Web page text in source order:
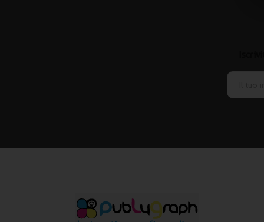
Sì, sono particolarmente indicati per eventi outdoor,
Posso personalizzare tutta la superficie del
professionale curata nei dettagli.